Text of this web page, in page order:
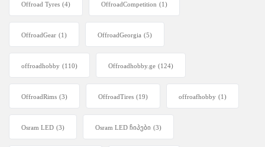
Offroad Tyres (4) OffroadCompetition (1)
OffroadGear (1) OffroadGeorgia (5)
offroadhobby (110) Offroadhobby.ge (124)
OffroadRims (3) OffroadTires (19) offroafhobby (1)
Osram LED (3) Osram LED ჩიპები (3)